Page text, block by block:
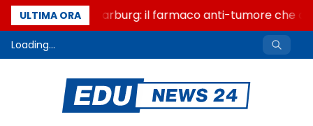
ULTIMA ORA
Un secolo di Warburg: il farmaco anti-tumore che
Loading...